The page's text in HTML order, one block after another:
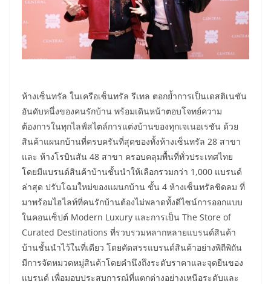
ห้างเซ็นทรัล ในเครือเซ็นทรัล รีเทล ตอกย้ำการเป็นเดสติเนชัน
อันดับหนึ่งของคนรักบ้าน พร้อมเดินหน้าตอบโจทย์ความ
ต้องการในทุกไลฟ์สไตล์การแต่งบ้านของทุกเจเนอเรชัน ด้วย
สินค้าแผนกบ้านที่ครบครันที่สุดของทั้งห้างเซ็นทรัล 28 สาขา
และ ห้างโรบินสัน 48 สาขา ครอบคลุมพื้นที่ทั่วประเทศไทย
โดยมีแบรนด์สินค้าบ้านชั้นนำให้เลือกรวมกว่า 1,000 แบรนด์
ล่าสุด ปรับโฉมใหม่ของแผนกบ้าน ชั้น 4 ห้างเซ็นทรัลชิดลม ที่
มาพร้อมไฮไลท์ที่คนรักบ้านต้องไม่พลาดทั้งดีไซน์การออกแบบ
ในคอนเซ็ปต์ Modern Luxury และการเป็น The Store of
Curated Destinations ที่รวบรวมหลากหลายแบรนด์สินค้า
บ้านชั้นนำไว้ในที่เดียว โดยคัดสรรแบรนด์สินค้าอย่างพิถีพิถัน
มีการจัดหมวดหมู่สินค้าโดยคำนึงถึงระดับราคาและจุดยืนของ
แบรนด์ เพื่อมอบประสบการณ์ที่แตกต่างอย่างเหนือระดับและ